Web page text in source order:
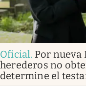
Oficial. Por nueva
herederos no
determine el